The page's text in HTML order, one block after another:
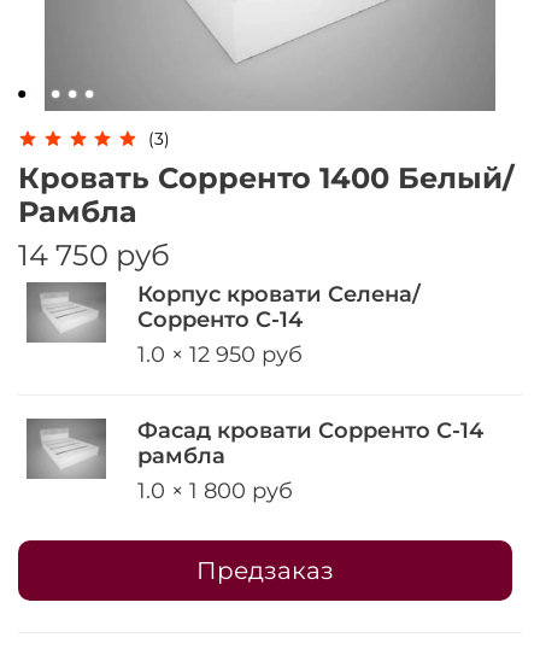
(3)
Кровать Сорренто 1400 Белый/
Рамбла
14 750 руб
Корпус кровати Селена/
Сорренто С-14
1.0 × 12 950 руб
Фасад кровати Сорренто С-14
рамбла
1.0 × 1 800 руб
Предзаказ
Оплачивайте сегодня только25
Получайте товар
выбранный способом
списываться
%каждые 2 недели
об оплате Плайтом
25
раз в 2 недели
Остались вопросы?
8 800 302-02-51